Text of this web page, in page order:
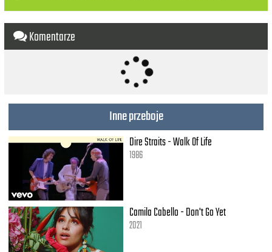
Let the bells ring wherever they are
'Cause I was there saying
[Chester]
So one last lie I can see through
Go, go, go, go
No, you can tell 'em all now
I don't back up, I don't back down
I don't fold up and I don't bow
I don't roll over, don't know how
I don't care where the enemies are
Can't be stopped, all I know: Go Hard!
Won't forget how I got this far
Komentarze
Inne przeboje
Dire Straits - Walk Of Life
1986
Camila Cabello - Don't Go Yet
2021